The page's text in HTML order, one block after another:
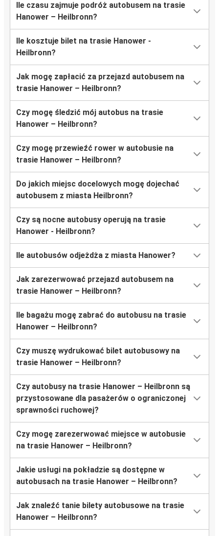
Ile czasu zajmuje podróż autobusem na trasie
Hanower – Heilbronn?
Ile kosztuje bilet na trasie Hanower -
Heilbronn?
Jak mogę zapłacić za przejazd autobusem na
trasie Hanower – Heilbronn?
Czy mogę śledzić mój autobus na trasie
Hanower – Heilbronn?
Czy mogę przewieźć rower w autobusie na
trasie Hanower – Heilbronn?
Do jakich miejsc docelowych mogę dojechać
autobusem z miasta Heilbronn?
Czy są nocne autobusy operują na trasie
Hanower - Heilbronn?
Ile autobusów odjeżdża z miasta Hanower?
Jak zarezerwować przejazd autobusem na
trasie Hanower – Heilbronn?
Ile bagażu mogę zabrać do autobusu na trasie
Hanower – Heilbronn?
Czy muszę wydrukować bilet autobusowy na
trasie Hanower – Heilbronn?
Czy autobusy na trasie Hanower – Heilbronn są
przystosowane dla pasażerów o ograniczonej
sprawności ruchowej?
Czy mogę zarezerwować miejsce w autobusie
na trasie Hanower – Heilbronn?
Jakie usługi na pokładzie są dostępne w
autobusach na trasie Hanower – Heilbronn?
Jak znaleźć tanie bilety autobusowe na trasie
Hanower – Heilbronn?